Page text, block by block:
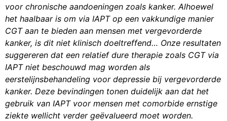
voor chronische aandoeningen zoals kanker. Alhoewel
het haalbaar is om via IAPT op een vakkundige manier
CGT aan te bieden aan mensen met vergevorderde
kanker, is dit niet klinisch doeltreffend… Onze resultaten
suggereren dat een relatief dure therapie zoals CGT via
IAPT niet beschouwd mag worden als
eerstelijnsbehandeling voor depressie bij vergevorderde
kanker. Deze bevindingen tonen duidelijk aan dat het
gebruik van IAPT voor mensen met comorbide ernstige
ziekte wellicht verder geëvalueerd moet worden.